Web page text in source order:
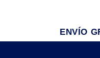
ENVÍO